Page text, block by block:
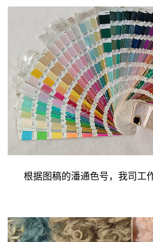
根据图稿的潘通色号，我司工